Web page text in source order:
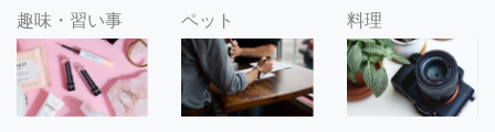
趣味・習い事 ペット 料理